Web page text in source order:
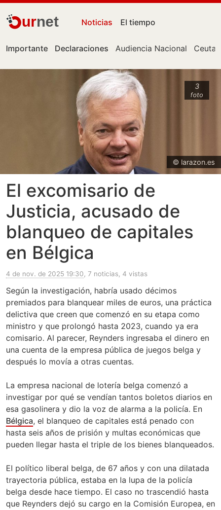
urnet Noticias El tiempo
Importante Declaraciones Audiencia Nacional Ceuta
3
foto
© larazon.es
El excomisario de
Justicia, acusado de
blanqueo de capitales
en Bélgica
4 de nov. de 2025 19:30, 7 noticias, 4 vistas
Según la investigación, habría usado décimos
premiados para blanquear miles de euros, una práctica
delictiva que creen que comenzó en su etapa como
ministro y que prolongó hasta 2023, cuando ya era
comisario. Al parecer, Reynders ingresaba el dinero en
una cuenta de la empresa pública de juegos belga y
después lo movía a otras cuentas.
La empresa nacional de lotería belga comenzó a
investigar por qué se vendían tantos boletos diarios en
esa gasolinera y dio la voz de alarma a la policía. En
Bélgica, el blanqueo de capitales está penado con
hasta seis años de prisión y multas económicas que
pueden llegar hasta el triple de los bienes blanqueados.
El político liberal belga, de 67 años y con una dilatada
trayectoria pública, estaba en la lupa de la policía
belga desde hace tiempo. El caso no trascendió hasta
que Reynders dejó su cargo en la Comisión Europea, en